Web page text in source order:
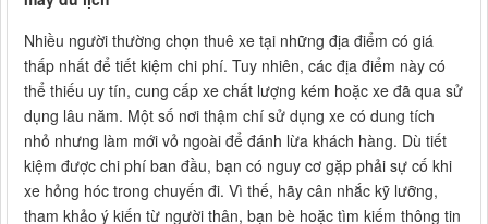
Nhiều người thường chọn thuê xe tại những địa điểm có giá
thấp nhất để tiết kiệm chi phí. Tuy nhiên, các địa điểm này có
thể thiếu uy tín, cung cấp xe chất lượng kém hoặc xe đã qua sử
dụng lâu năm. Một số nơi thậm chí sử dụng xe có dung tích
nhỏ nhưng làm mới vỏ ngoài để đánh lừa khách hàng. Dù tiết
kiệm được chi phí ban đầu, bạn có nguy cơ gặp phải sự cố khi
xe hỏng hóc trong chuyến đi. Vì thế, hãy cân nhắc kỹ lưỡng,
tham khảo ý kiến từ người thân, bạn bè hoặc tìm kiếm thông tin